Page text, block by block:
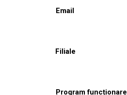
Email
Filiale
Program funcționare